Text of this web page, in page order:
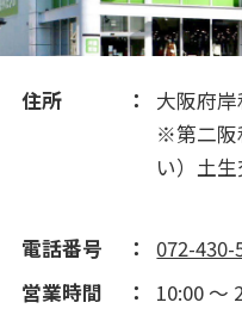
2017(191)
住所
大阪府
※第二阪
い）土
電話番号
072-430-
営業時間
10:00 ～